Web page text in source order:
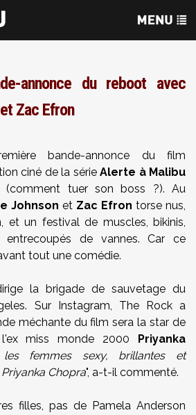
annonce du reboot avec
Zac Efron
bande-annonce du film
ciné de la série Alerte à Malibu
(comment tuer son boss ?). Au
Johnson et Zac Efron torse nus,
et un festival de muscles, bikinis,
de vannes. Car ce
tout une comédie.
la brigade de sauvetage du
Sur Instagram, The Rock a
méchante du film sera la star de
miss monde 2000 Priyanka
femmes sexy, brillantes et
Chopra", a-t-il commenté.
filles, pas de Pamela Anderson